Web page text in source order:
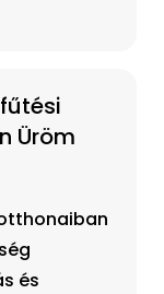
Üröm
és